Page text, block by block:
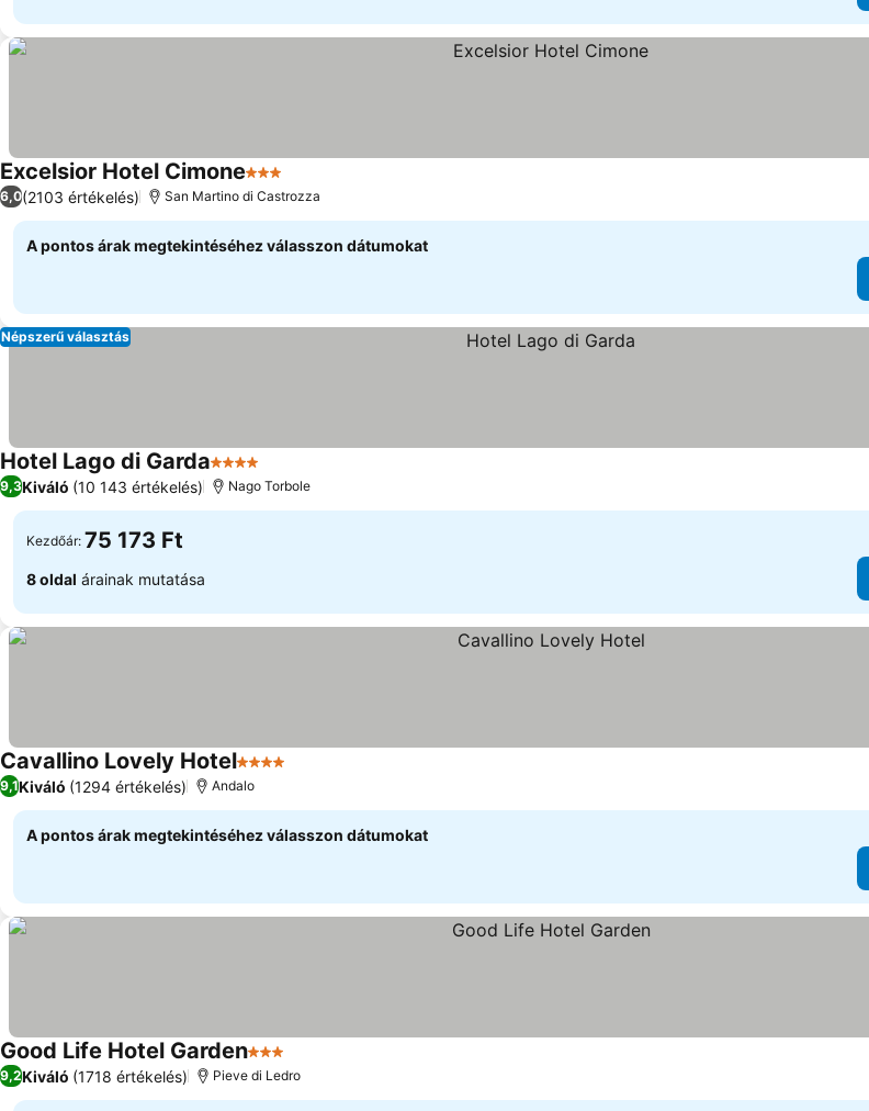
Excelsior Hotel Cimone3 Kategória
6,0(2103 értékelés) San Martino di Castrozza
A pontos árak megtekintéséhez válasszon dátumokat
Népszerű választás
Hotel Lago di Garda4 Kategória
9,3Kiváló (10 143 értékelés) Nago Torbole
Kezdőár: 75 173 Ft
8 oldal árainak mutatása
Cavallino Lovely Hotel4 Kategória
9,1Kiváló (1294 értékelés) Andalo
A pontos árak megtekintéséhez válasszon dátumokat
Good Life Hotel Garden3 Kategória
9,2Kiváló (1718 értékelés) Pieve di Ledro